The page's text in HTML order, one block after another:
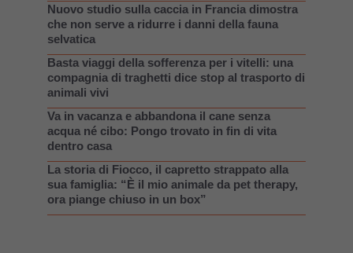
Nuovo studio sulla caccia in Francia dimostra
che non serve a ridurre i danni della fauna
selvatica
Basta viaggi della sofferenza per i vitelli: una
compagnia di traghetti dice stop al trasporto di
animali vivi
Va in vacanza e abbandona il cane senza
acqua né cibo: Pongo trovato in fin di vita
dentro casa
La storia di Fiocco, il capretto strappato alla
sua famiglia: “È il mio animale da pet therapy,
ora piange chiuso in un box”